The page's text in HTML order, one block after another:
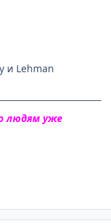
и Lehman
людям уже